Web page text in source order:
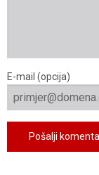
E-mail (opcija)
Pošalji